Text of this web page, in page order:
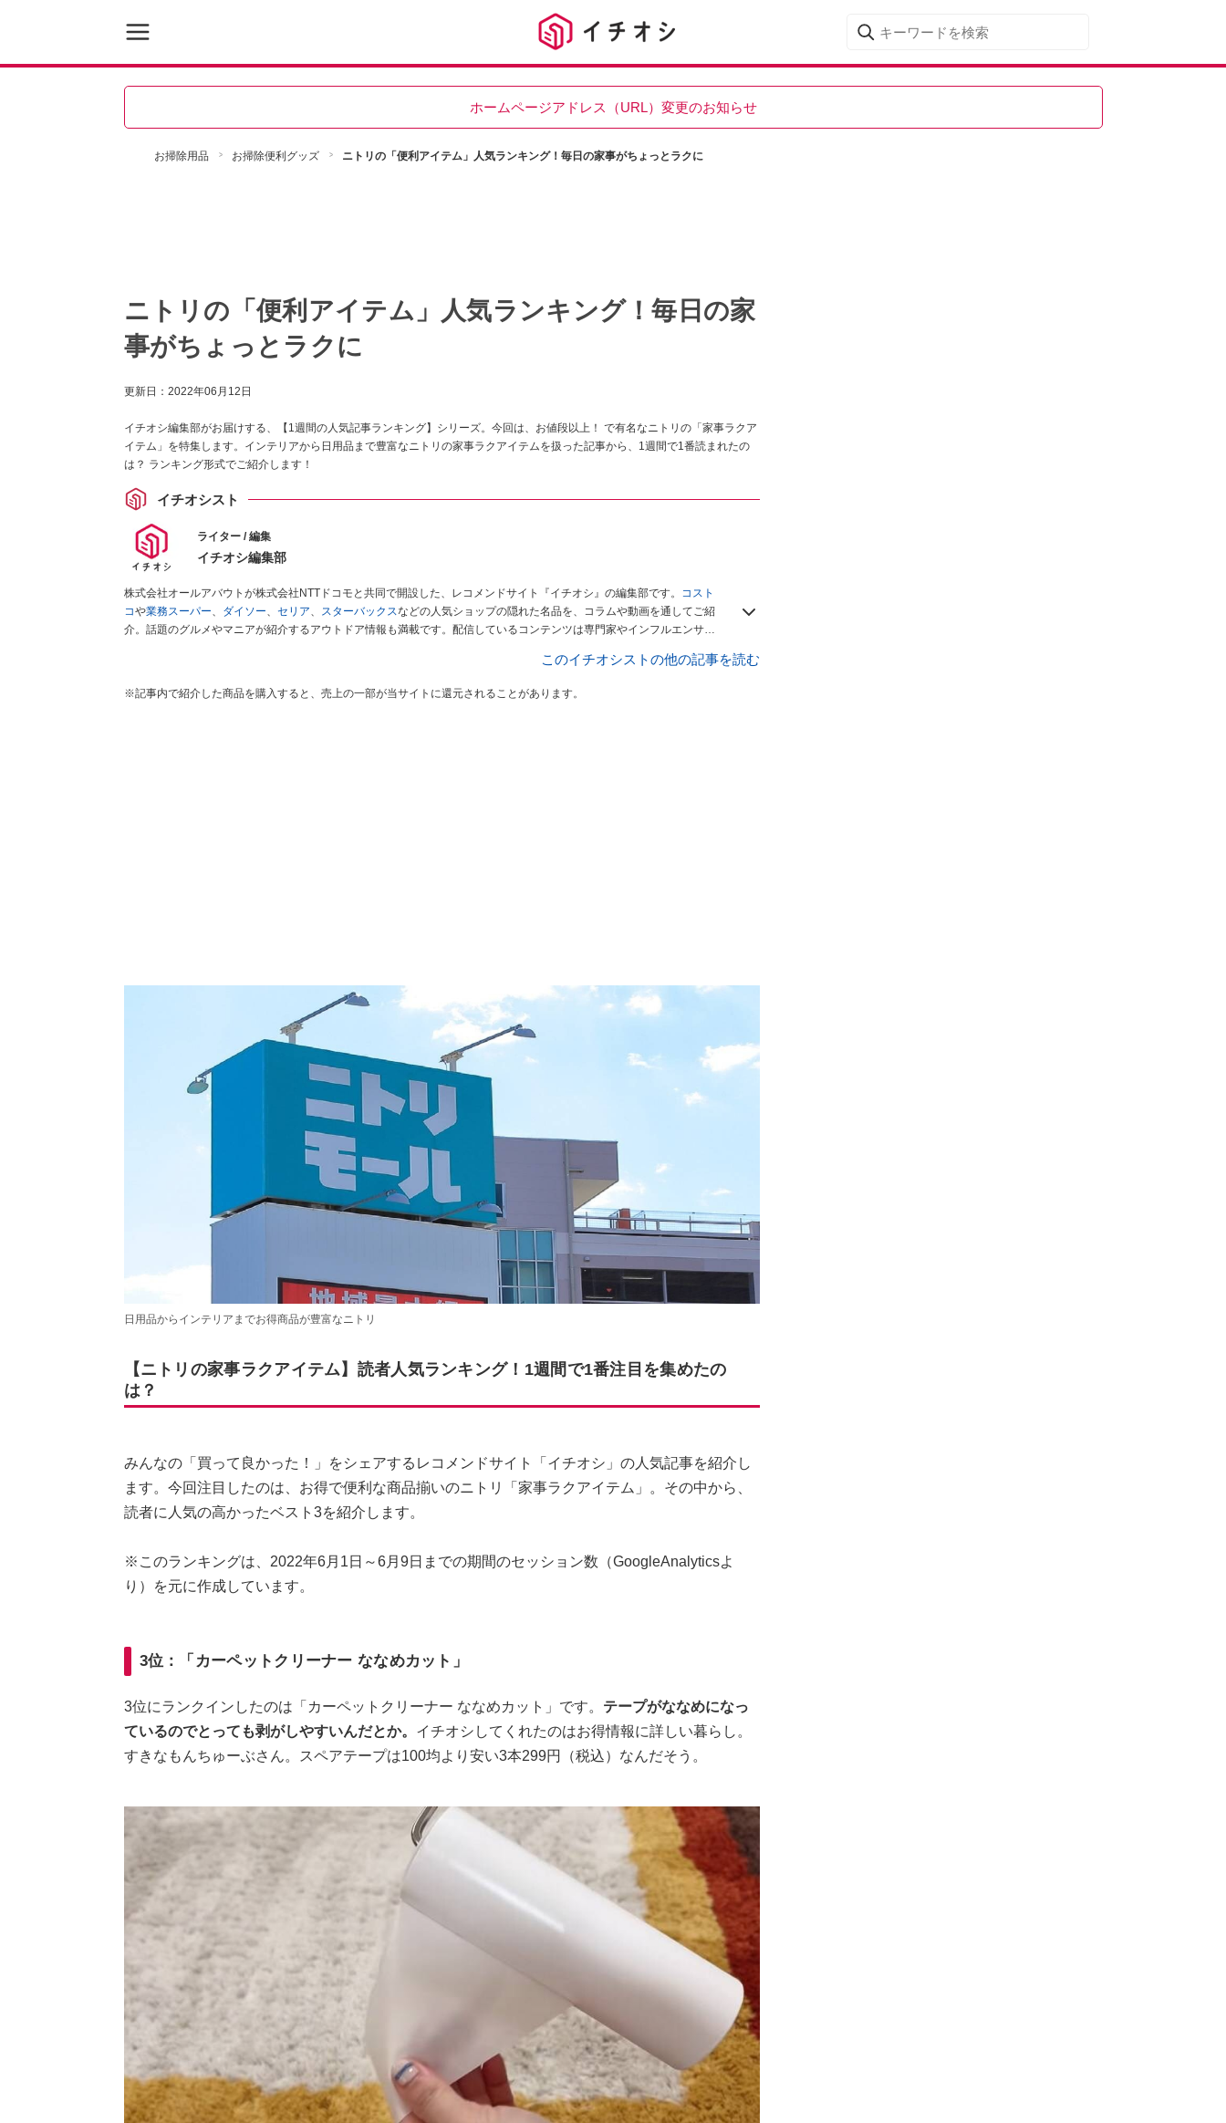
ホームページアドレス（URL）変更のお知らせ
お掃除用品 お掃除便利グッズ ニトリの「便利アイテム」人気ランキング！毎日の家事がちょっとラクに
ニトリの「便利アイテム」人気ランキング！毎日の家
事がちょっとラクに
更新日： 2022年06月12日
イチオシ編集部がお届けする、【1週間の人気記事ランキング】シリーズ。今回は、お値段以上！ で有名なニトリの「家事ラクア
イテム」を特集します。インテリアから日用品まで豊富なニトリの家事ラクアイテムを扱った記事から、1週間で1番読まれたの
は？ ランキング形式でご紹介します！
イチオシスト
ライター / 編集
イチオシ編集部
株式会社オールアバウトが株式会社NTTドコモと共同で開設した、レコメンドサイト『イチオシ』の編集部です。
コスト
コや業務スーパー、 ダイソー、 セリア、 スターバックスなどの人気ショップの隠れた名品を、コラムや動画を通してご紹
介。話題のグルメやマニアが紹介するアウトドア情報も満載です。配信しているコンテンツは専門家やインフルエンサー
このイチオシストの他の記事を読む
※記事内で紹介した商品を購入すると、売上の一部が当サイトに還元されることがあります。
日用品からインテリアまでお得商品が豊富なニトリ
【ニトリの家事ラクアイテム】読者人気ランキング！1週間で1番注目を集めたの
は？
みんなの「買って良かった！」をシェアするレコメンドサイト「イチオシ」の人気記事を紹介し
ます。今回注目したのは、お得で便利な商品揃いのニトリ「家事ラクアイテム」。その中から、
読者に人気の高かったベスト3を紹介します。
※このランキングは、2022年6月1日～6月9日までの期間のセッション数（GoogleAnalyticsよ
り）を元に作成しています。
3位：「カーペットクリーナー ななめカット」
3位にランクインしたのは「カーペットクリーナー ななめカット」です。 テープがななめになっ
ているのでとっても剥がしやすいんだとか。 イチオシしてくれたのはお得情報に詳しい暮らし。
すきなもんちゅーぶさん。スペアテープは100均より安い3本299円（税込）なんだそう。